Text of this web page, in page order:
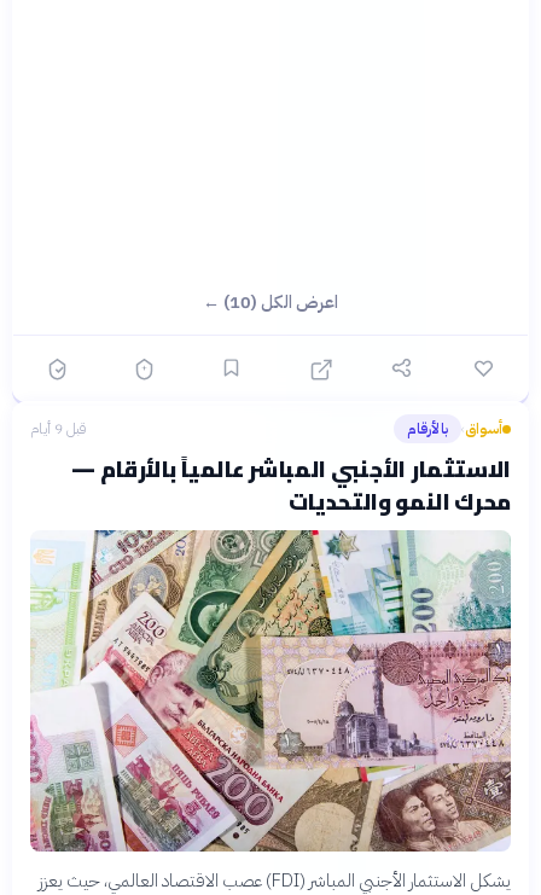
اعرض الكل (10) ←
أسواق› بالأرقام قبل 9 أيام
الاستثمار الأجنبي المباشر عالمياً بالأرقام —
محرك النمو والتحديات
يشكل الاستثمار الأجنبي المباشر (FDI) عصب الاقتصاد العالمي، حيث يعزز